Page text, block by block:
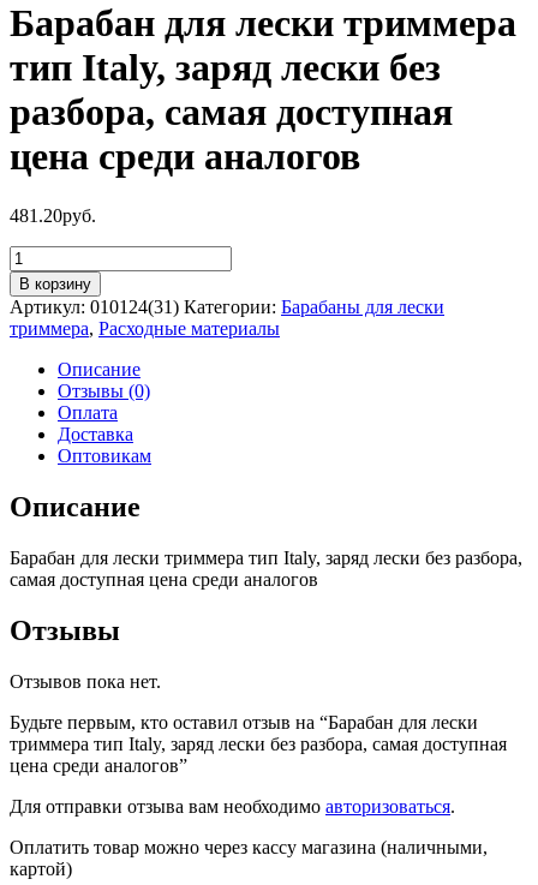
Барабан для лески триммера
тип Italy, заряд лески без
разбора, самая доступная
цена среди аналогов
481.20руб.
Количество
товара
Барабан
для
лески
триммера
Italy,
заряд
лески
разбора,
самая
цена
среди
В корзину
Артикул: 010124(31) Категории: Барабаны для лески
триммера, Расходные материалы
Описание
Отзывы (0)
Оплата
Доставка
Оптовикам
Описание
Барабан для лески триммера тип Italy, заряд лески без разбора,
самая доступная цена среди аналогов
Отзывы
Отзывов пока нет.
Будьте первым, кто оставил отзыв на “Барабан для лески
триммера тип Italy, заряд лески без разбора, самая доступная
цена среди аналогов”
Для отправки отзыва вам необходимо авторизоваться.
Оплатить товар можно через кассу магазина (наличными,
картой)